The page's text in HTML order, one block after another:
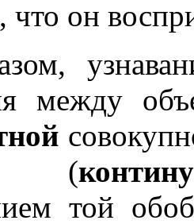
что он
между
(
той